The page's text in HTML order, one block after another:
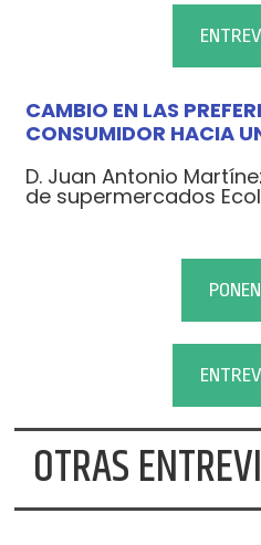
CAMBIO EN LAS
CONSUMIDOR HACIA
D. Juan Antonio
de supermercados
OTRAS